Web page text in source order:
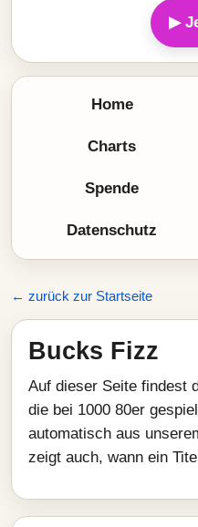
▶
Home
Charts
Spende
Datenschutz
← zurück zur Startseite
Bucks Fizz
Auf dieser Seite findest
die bei 1000 80er
automatisch aus
zeigt auch, wann ein